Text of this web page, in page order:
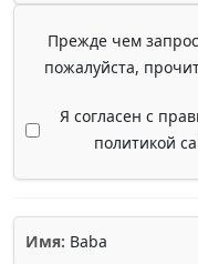
Прежде чем
пожалуйста,
Я согласен с
политикой
Имя: Baba